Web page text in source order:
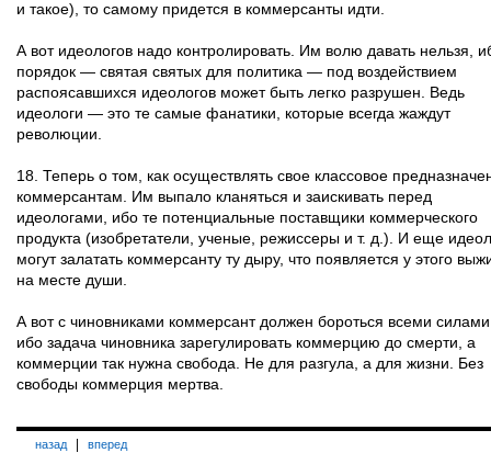
и такое), то самому придется в коммерсанты идти.
А вот идеологов надо контролировать. Им волю давать нельзя,
порядок — святая святых для политика — под воздействием
распоясавшихся идеологов может быть легко разрушен. Ведь
идеологи — это те самые фанатики, которые всегда жаждут
революции.
18. Теперь о том, как осуществлять свое классовое
коммерсантам. Им выпало кланяться и заискивать перед
идеологами, ибо те потенциальные поставщики коммерческого
продукта (изобретатели, ученые, режиссеры и т. д.). И еще
могут залатать коммерсанту ту дыру, что появляется у этого
на месте души.
А вот с чиновниками коммерсант должен бороться всеми
ибо задача чиновника зарегулировать коммерцию до смерти, а
коммерции так нужна свобода. Не для разгула, а для жизни. Без
свободы коммерция мертва.
назад вперед